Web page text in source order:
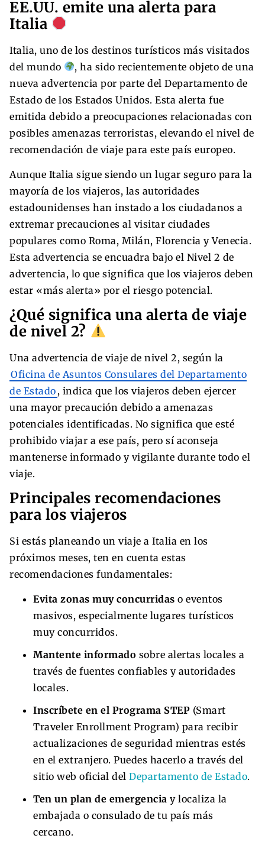
EE.UU. emite una alerta para
Italia
Italia, uno de los destinos turísticos más visitados
del mundo
, ha sido recientemente objeto de una
nueva advertencia por parte del Departamento de
Estado de los Estados Unidos. Esta alerta fue
emitida debido a preocupaciones relacionadas con
posibles amenazas terroristas, elevando el nivel de
recomendación de viaje para este país europeo.
Aunque Italia sigue siendo un lugar seguro para la
mayoría de los viajeros, las autoridades
estadounidenses han instado a los ciudadanos a
extremar precauciones al visitar ciudades
populares como Roma, Milán, Florencia y Venecia.
Esta advertencia se encuadra bajo el Nivel 2 de
advertencia, lo que significa que los viajeros deben
estar «más alerta» por el riesgo potencial.
¿Qué significa una alerta de viaje
de nivel 2?
Una advertencia de viaje de nivel 2, según la
Oficina de Asuntos Consulares del Departamento
de Estado , indica que los viajeros deben ejercer
una mayor precaución debido a amenazas
potenciales identificadas. No significa que esté
prohibido viajar a ese país, pero sí aconseja
mantenerse informado y vigilante durante todo el
viaje.
Principales recomendaciones
para los viajeros
Si estás planeando un viaje a Italia en los
próximos meses, ten en cuenta estas
recomendaciones fundamentales:
Evita zonas muy concurridas o eventos
masivos, especialmente lugares turísticos
muy concurridos.
Mantente informado sobre alertas locales a
través de fuentes confiables y autoridades
locales.
Inscríbete en el Programa STEP (Smart
Traveler Enrollment Program) para recibir
actualizaciones de seguridad mientras estés
en el extranjero. Puedes hacerlo a través del
sitio web oficial del Departamento de Estado.
Ten un plan de emergencia y localiza la
embajada o consulado de tu país más
cercano.